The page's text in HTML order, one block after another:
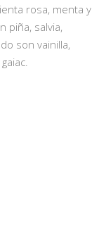
rosa, menta y
piña, salvia,
son vainilla,